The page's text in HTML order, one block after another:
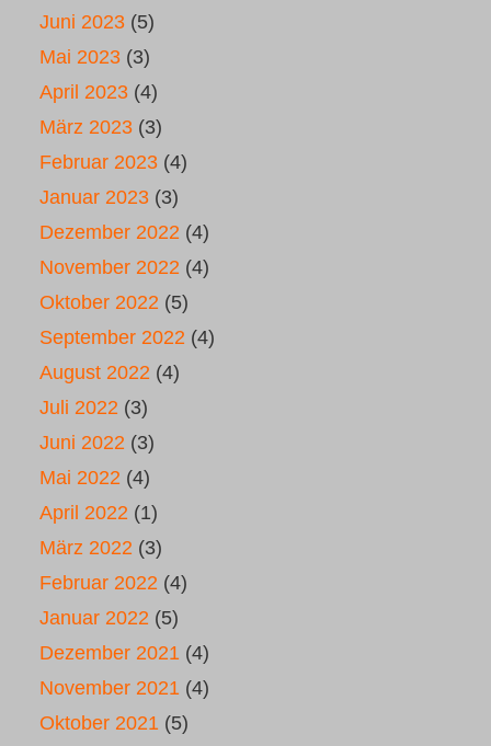
Juni 2023 (5)
Mai 2023 (3)
April 2023 (4)
März 2023 (3)
Februar 2023 (4)
Januar 2023 (3)
Dezember 2022 (4)
November 2022 (4)
Oktober 2022 (5)
September 2022 (4)
August 2022 (4)
Juli 2022 (3)
Juni 2022 (3)
Mai 2022 (4)
April 2022 (1)
März 2022 (3)
Februar 2022 (4)
Januar 2022 (5)
Dezember 2021 (4)
November 2021 (4)
Oktober 2021 (5)